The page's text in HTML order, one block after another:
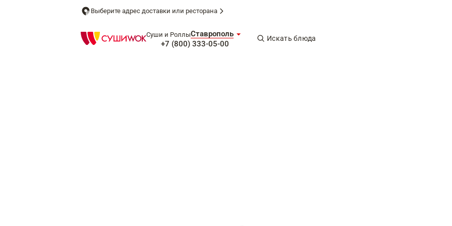
Выберите адрес доставки или ресторана
Суши и РоллыСтаврополь
+7 (800) 333-05-00
Искать блюда